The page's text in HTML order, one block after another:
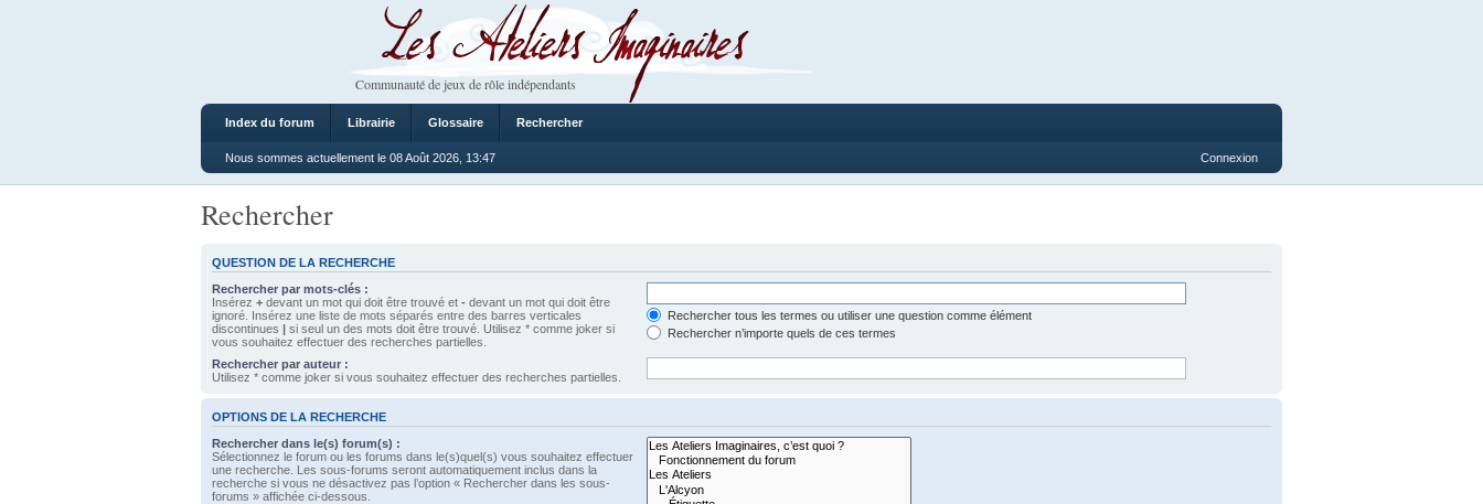
Les Ateliers Imaginaires
Communauté de jeux de rôle indépendants
Index du forum Librairie Glossaire Rechercher
Nous sommes actuellement le 08 Août 2026, 13:47 Connexion
Rechercher
QUESTION DE LA RECHERCHE
Rechercher par mots-clés :
Insérez + devant un mot qui doit être trouvé et - devant un mot qui doit être
ignoré. Insérez une liste de mots séparés entre des barres verticales
discontinues | si seul un des mots doit être trouvé. Utilisez * comme joker si
vous souhaitez effectuer des recherches partielles.
Rechercher tous les termes ou utiliser une question comme élément
Rechercher n’importe quels de ces termes
Rechercher par auteur :
Utilisez * comme joker si vous souhaitez effectuer des recherches partielles.
OPTIONS DE LA RECHERCHE
Rechercher dans le(s) forum(s) :
Sélectionnez le forum ou les forums dans le(s)quel(s) vous souhaitez effectuer
une recherche. Les sous-forums seront automatiquement inclus dans la
recherche si vous ne désactivez pas l’option « Rechercher dans les sous-
forums » affichée ci-dessous.